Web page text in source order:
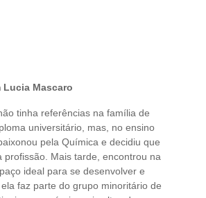
Lucia Mascaro
tinha referências na família de
universitário, mas, no ensino
pela Química e decidiu que
profissão. Mais tarde, encontrou na
ideal para se desenvolver e
faz parte do grupo minoritário de